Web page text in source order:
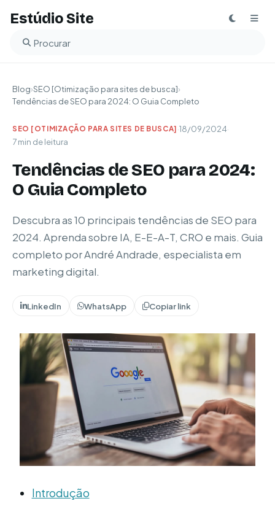
Estúdio Site
Buscar no blog
Blog›SEO [Otimização para sites de busca]›
Tendências de SEO para 2024: O Guia Completo
SEO [OTIMIZAÇÃO PARA SITES DE BUSCA] ·18/09/2024·
7 min de leitura
Tendências de SEO para 2024:
O Guia Completo
Descubra as 10 principais tendências de SEO para
2024. Aprenda sobre IA, E-E-A-T, CRO e mais. Guia
completo por André Andrade, especialista em
marketing digital.
LinkedIn WhatsApp Copiar link
Introdução